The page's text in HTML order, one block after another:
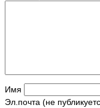
Имя
Эл.почта (не